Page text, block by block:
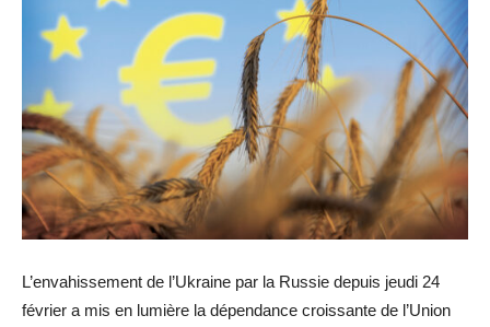
L’envahissement de l’Ukraine par la Russie depuis jeudi 24
février a mis en lumière la dépendance croissante de l’Union